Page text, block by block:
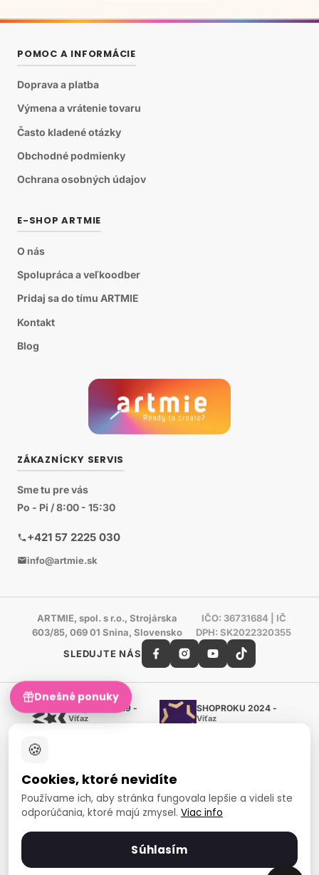
POMOC A INFORMÁCIE
Doprava a platba
Výmena a vrátenie tovaru
Často kladené otázky
Obchodné podmienky
Ochrana osobných údajov
E-SHOP ARTMIE
O nás
Spolupráca a veľkoodber
Pridaj sa do tímu ARTMIE
Kontakt
Blog
ZÁKAZNÍCKY SERVIS
Sme tu pre vás
Po - Pi / 8:00 - 15:30
+421 57 2225 030
info@artmie.sk
ARTMIE, spol. s r.o., Strojárska
603/85, 069 01 Snina, Slovensko
IČO: 36731684 | IČ
DPH: SK2022320355
SLEDUJTE NÁS
Shoproku 2019 -
Víťaz
SHOPROKU 2024 -
Víťaz
European Art Awards
Organizátor medzinárodnej
súťaže
Európsky sociálny fond
Zamestnanosť a sociálna
🍪
Cookies, ktoré nevidíte
Používame ich, aby stránka fungovala lepšie a videli ste
odporúčania, ktoré majú zmysel. Viac info
Súhlasím
Dnešné ponuky